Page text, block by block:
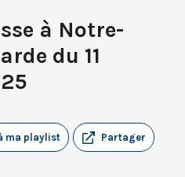
à Notre-
du 11
Partager
ma playlist